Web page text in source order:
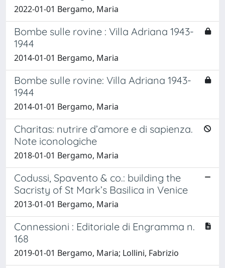
2022-01-01 Bergamo, Maria
Bombe sulle rovine : Villa Adriana 1943-
1944
2014-01-01 Bergamo, Maria
Bombe sulle rovine: Villa Adriana 1943-
1944
2014-01-01 Bergamo, Maria
Charitas: nutrire d’amore e di sapienza.
Note iconologiche
2018-01-01 Bergamo, Maria
Codussi, Spavento & co.: building the
Sacristy of St Mark’s Basilica in Venice
2013-01-01 Bergamo, Maria
Connessioni : Editoriale di Engramma n.
168
2019-01-01 Bergamo, Maria; Lollini, Fabrizio